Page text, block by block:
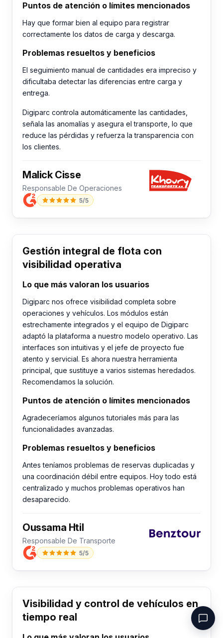
Puntos de atención o límites mencionados
Hay que formar bien al equipo para registrar
correctamente los datos de carga y descarga.
Problemas resueltos y beneficios
El seguimiento manual de cantidades era impreciso y
dificultaba detectar las diferencias entre carga y
entrega.
Digiparc controla automáticamente las cantidades,
señala las anomalías y asegura el transporte, lo que
reduce las pérdidas y refuerza la transparencia con
los clientes.
Malick Cisse
Responsable De Operaciones
5/5
Gestión integral de flota con
visibilidad operativa
Lo que más valoran los usuarios
Digiparc nos ofrece visibilidad completa sobre
operaciones y vehículos. Los módulos están
estrechamente integrados y el equipo de Digiparc
adaptó la plataforma a nuestro modelo operativo. Las
interfaces son intuitivas y el jefe de proyecto fue
atento y servicial. Es ahora nuestra herramienta
principal, que sustituye a varios sistemas heredados.
Recomendamos la solución.
Puntos de atención o límites mencionados
Agradeceríamos algunos tutoriales más para las
funcionalidades avanzadas.
Problemas resueltos y beneficios
Antes teníamos problemas de reservas duplicadas y
una coordinación débil entre equipos. Hoy todo está
centralizado y muchos problemas operativos han
desaparecido.
Oussama Htil
Responsable De Transporte
5/5
Visibilidad y control de vehículos en
tiempo real